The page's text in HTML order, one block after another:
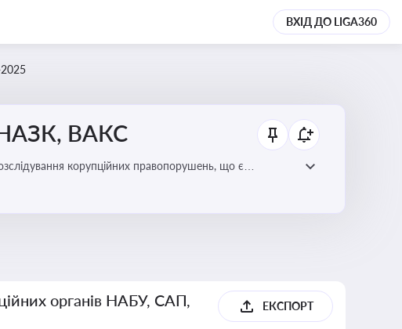
ВХІД ДО LIGA360
НАЗК, ВАКС
корупційних правопорушень, що є
та бізнесі
органів НАБУ, САП,
ЕКСПОРТ